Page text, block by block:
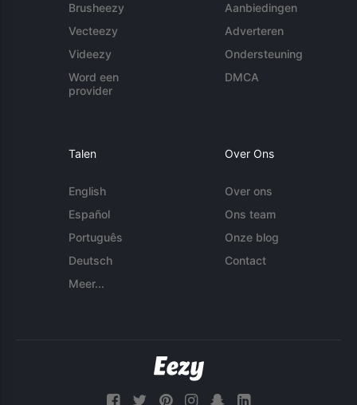
Brusheezy
Vecteezy
Videezy
Word een
provider
Aanbiedingen
Adverteren
Ondersteuning
DMCA
Talen
English
Español
Português
Deutsch
Meer...
Over Ons
Over ons
Ons team
Onze blog
Contact